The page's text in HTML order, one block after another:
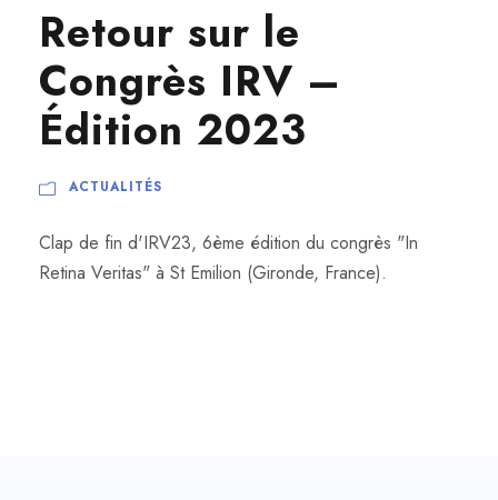
Retour sur le
Congrès IRV –
Édition 2023
ACTUALITÉS
Clap de fin d'IRV23, 6ème édition du congrès "In
Retina Veritas" à St Emilion (Gironde, France).